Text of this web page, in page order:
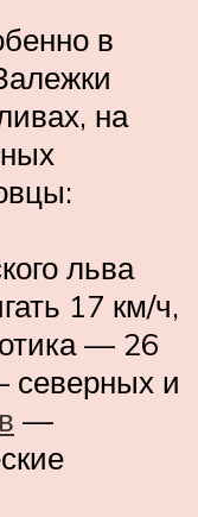
в
на
льва
17 км/ч,
— 26
северных и
—